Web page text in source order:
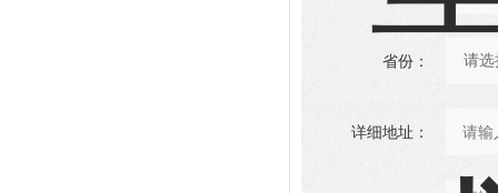
省份：
详细地址：